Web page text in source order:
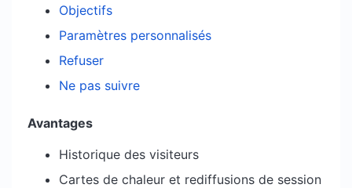
Objectifs
Paramètres personnalisés
Refuser
Ne pas suivre
Avantages
Historique des visiteurs
Cartes de chaleur et rediffusions de session